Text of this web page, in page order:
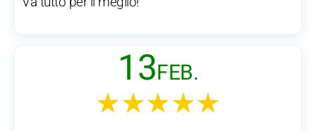
13FEB.
★★★★★